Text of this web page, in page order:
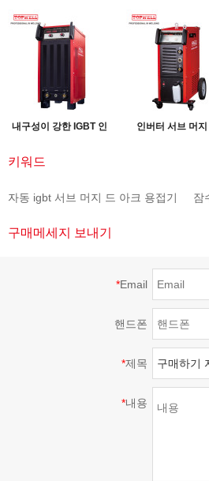
내구성이 강한 IGBT 인 인버터 서브 머지
키워드
자동 igbt 서브 머지 드 아크 용접기 잠
구매메세지 보내기
*Email
핸드폰
*제목
*내용